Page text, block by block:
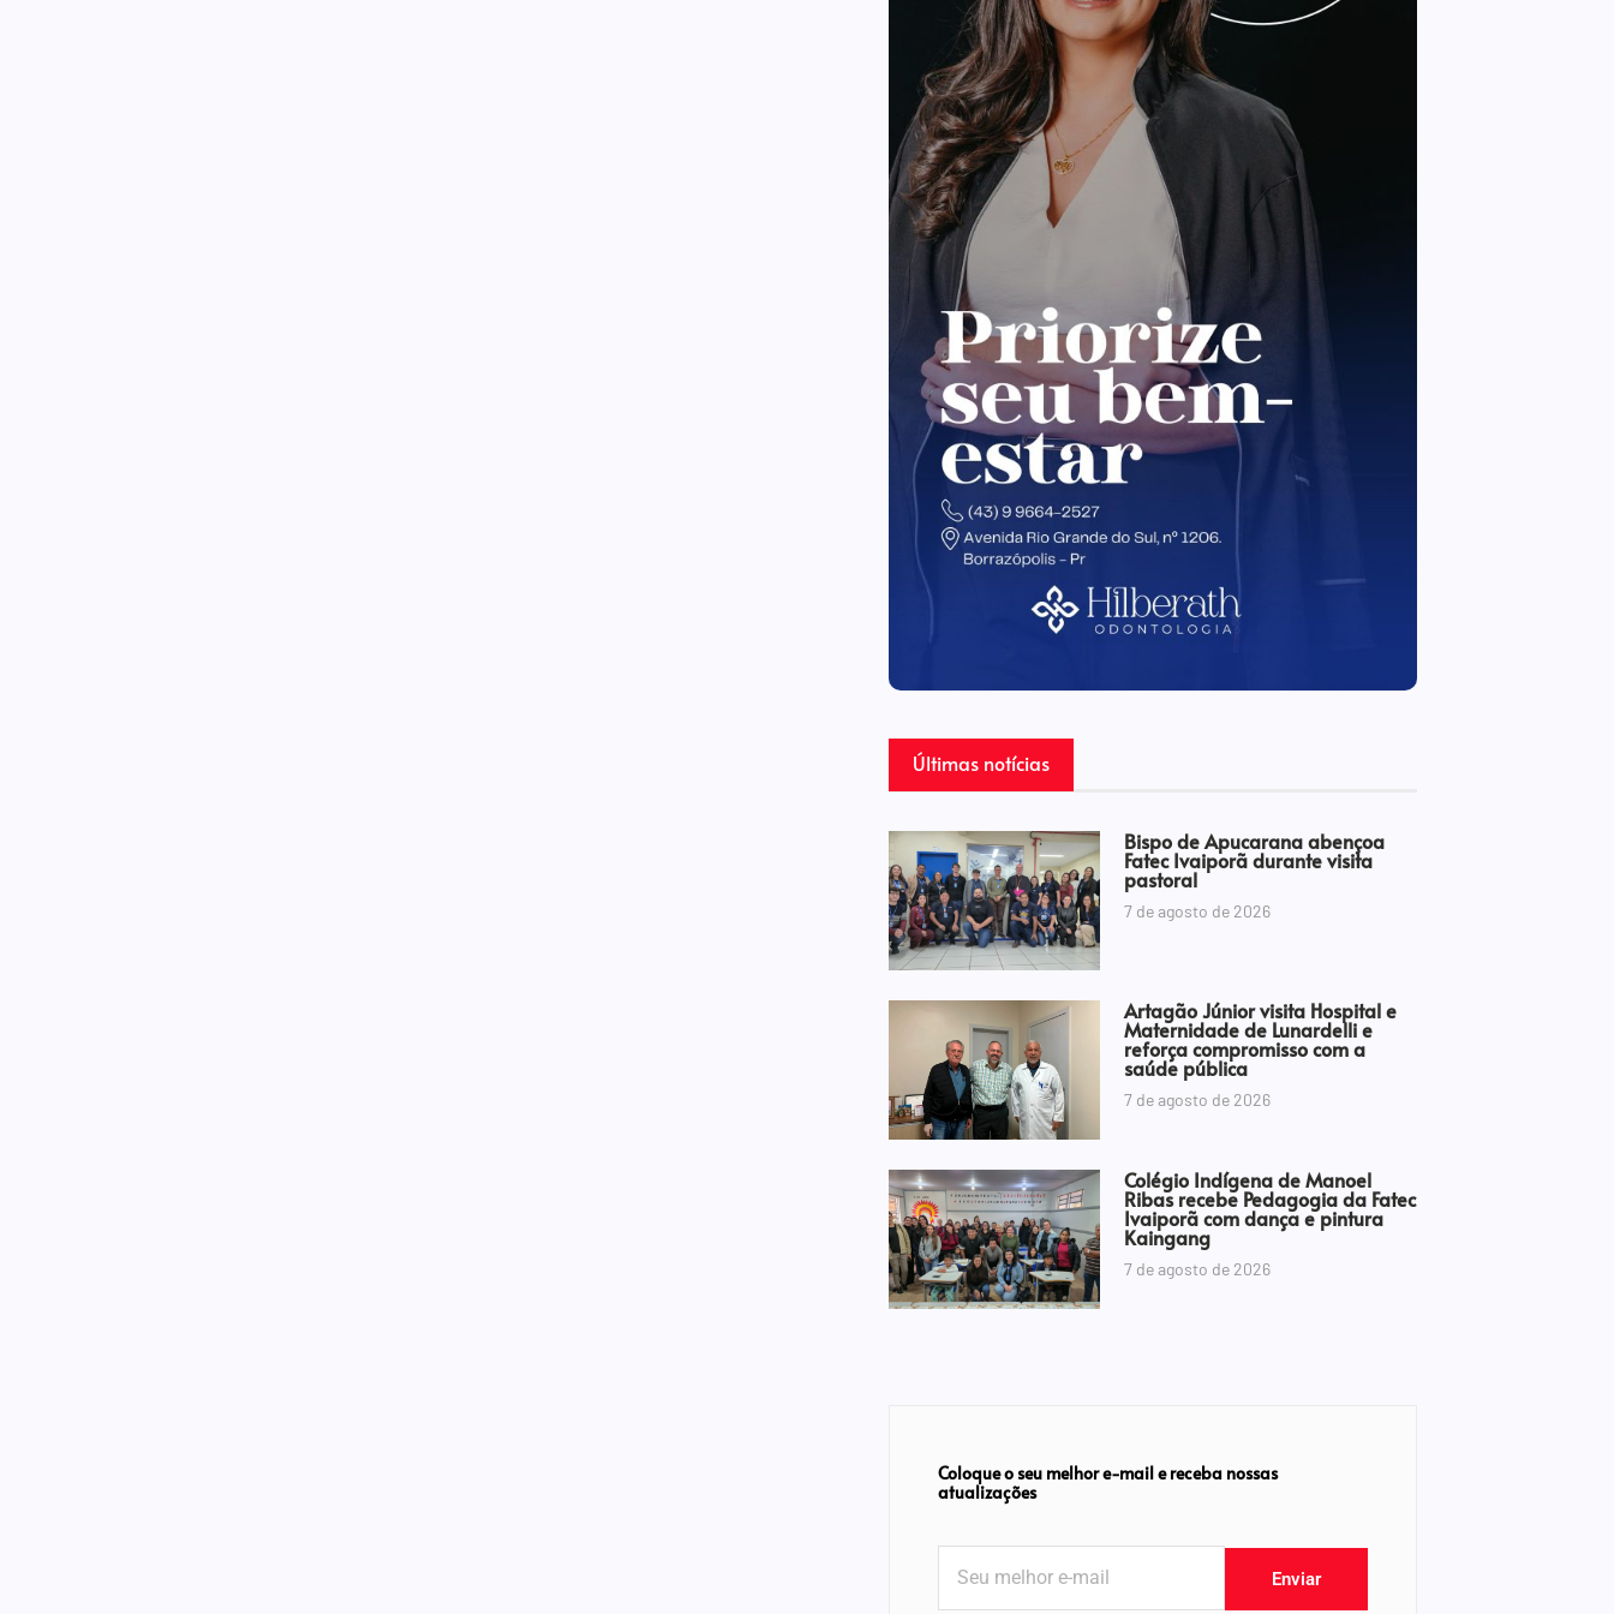
Últimas notícias
Bispo de Apucarana abençoa
Fatec Ivaiporã durante visita
pastoral
7 de agosto de 2026
Artagão Júnior visita Hospital e
Maternidade de Lunardelli e
reforça compromisso com a
saúde pública
7 de agosto de 2026
Colégio Indígena de Manoel
Ribas recebe Pedagogia da Fatec
Ivaiporã com dança e pintura
Kaingang
7 de agosto de 2026
Coloque o seu melhor e-mail e receba nossas
atualizações
Enviar